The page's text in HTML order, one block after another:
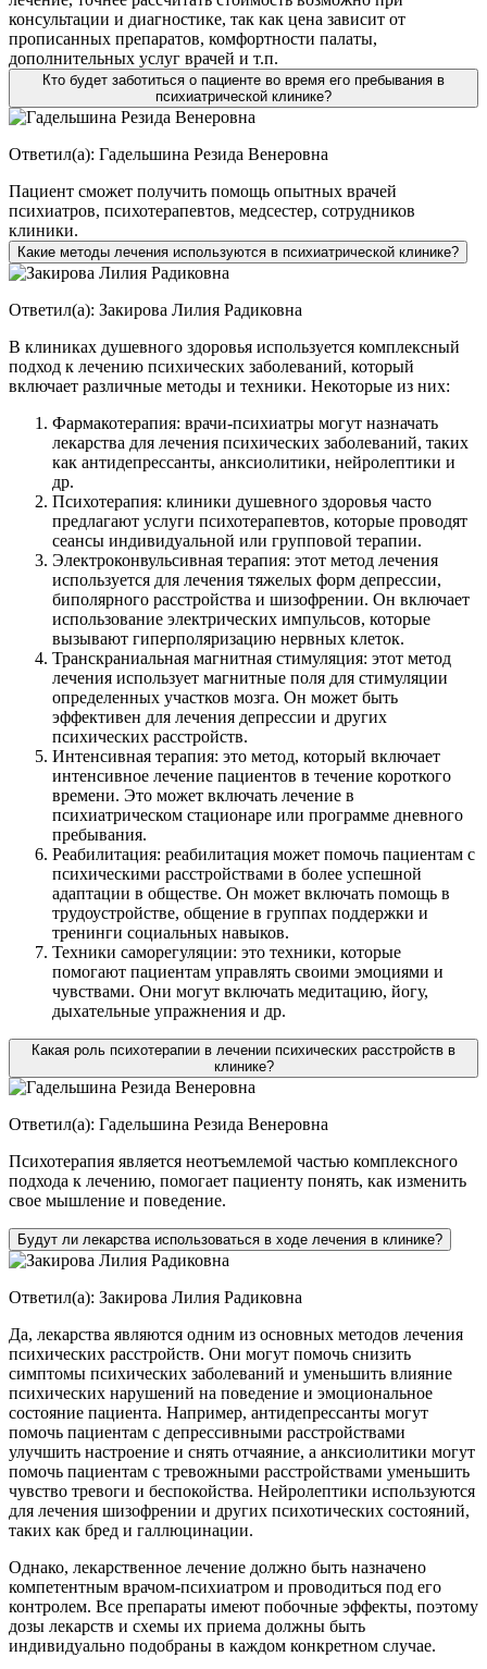
консультации и диагностике, так как цена зависит от
прописанных препаратов, комфортности палаты,
дополнительных услуг врачей и т.п.
Кто будет заботиться о пациенте во время его пребывания в
психиатрической клинике?
Ответил(а): Гадельшина Резида Венеровна
Пациент сможет получить помощь опытных врачей
психиатров, психотерапевтов, медсестер, сотрудников
клиники.
Какие методы лечения используются в психиатрической клинике?
Ответил(а): Закирова Лилия Радиковна
В клиниках душевного здоровья используется комплексный
подход к лечению психических заболеваний, который
включает различные методы и техники. Некоторые из них:
Фармакотерапия: врачи-психиатры могут назначать
лекарства для лечения психических заболеваний, таких
как антидепрессанты, анксиолитики, нейролептики и
др.
Психотерапия: клиники душевного здоровья часто
предлагают услуги психотерапевтов, которые проводят
сеансы индивидуальной или групповой терапии.
Электроконвульсивная терапия: этот метод лечения
используется для лечения тяжелых форм депрессии,
биполярного расстройства и шизофрении. Он включает
использование электрических импульсов, которые
вызывают гиперполяризацию нервных клеток.
Транскраниальная магнитная стимуляция: этот метод
лечения использует магнитные поля для стимуляции
определенных участков мозга. Он может быть
эффективен для лечения депрессии и других
психических расстройств.
Интенсивная терапия: это метод, который включает
интенсивное лечение пациентов в течение короткого
времени. Это может включать лечение в
психиатрическом стационаре или программе дневного
пребывания.
Реабилитация: реабилитация может помочь пациентам с
психическими расстройствами в более успешной
адаптации в обществе. Он может включать помощь в
трудоустройстве, общение в группах поддержки и
тренинги социальных навыков.
Техники саморегуляции: это техники, которые
помогают пациентам управлять своими эмоциями и
чувствами. Они могут включать медитацию, йогу,
дыхательные упражнения и др.
Какая роль психотерапии в лечении психических расстройств в
клинике?
Ответил(а): Гадельшина Резида Венеровна
Психотерапия является неотъемлемой частью комплексного
подхода к лечению, помогает пациенту понять, как изменить
свое мышление и поведение.
Будут ли лекарства использоваться в ходе лечения в клинике?
Ответил(а): Закирова Лилия Радиковна
Да, лекарства являются одним из основных методов лечения
психических расстройств. Они могут помочь снизить
симптомы психических заболеваний и уменьшить влияние
психических нарушений на поведение и эмоциональное
состояние пациента. Например, антидепрессанты могут
помочь пациентам с депрессивными расстройствами
улучшить настроение и снять отчаяние, а анксиолитики могут
помочь пациентам с тревожными расстройствами уменьшить
чувство тревоги и беспокойства. Нейролептики используются
для лечения шизофрении и других психотических состояний,
таких как бред и галлюцинации.
Однако, лекарственное лечение должно быть назначено
компетентным врачом-психиатром и проводиться под его
контролем. Все препараты имеют побочные эффекты, поэтому
дозы лекарств и схемы их приема должны быть
индивидуально подобраны в каждом конкретном случае.